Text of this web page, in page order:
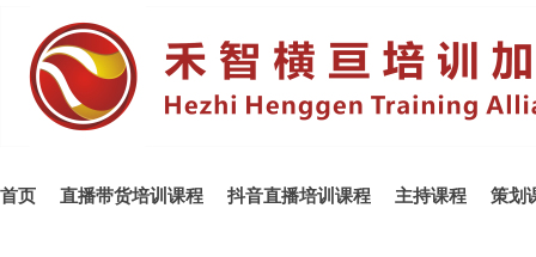
首页 直播带货培训课程 抖音直播培训课程 主持课程 策划